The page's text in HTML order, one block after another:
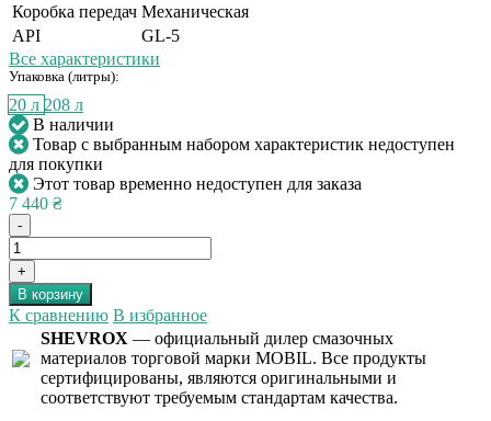
Коробка передач Механическая
API
GL-5
Все характеристики
Упаковка (литры):
20 л 208 л
В наличии
Товар с выбранным набором характеристик недоступен
для покупки
Этот товар временно недоступен для заказа
7 440 ₴
-
+
В корзину
К сравнению В избранное
SHEVROX — официальный дилер смазочных
материалов торговой марки MOBIL. Все продукты
сертифицированы, являются оригинальными и
соответствуют требуемым стандартам качества.